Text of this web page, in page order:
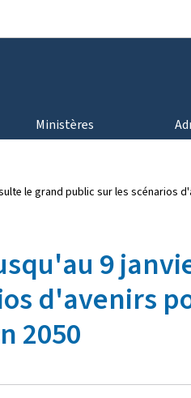
Ministères
le grand public sur les scénarios
9
d'avenirs
2050